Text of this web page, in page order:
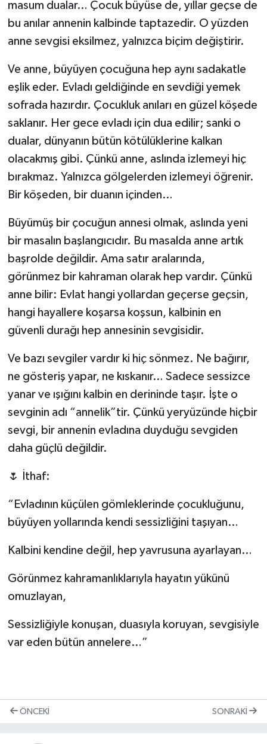
masum dualar… Çocuk büyüse de, yıllar geçse de
bu anılar annenin kalbinde taptazedir. O yüzden
anne sevgisi eksilmez, yalnızca biçim değiştirir.
Ve anne, büyüyen çocuğuna hep aynı sadakatle
eşlik eder. Evladı geldiğinde en sevdiği yemek
sofrada hazırdır. Çocukluk anıları en güzel köşede
saklanır. Her gece evladı için dua edilir; sanki o
dualar, dünyanın bütün kötülüklerine kalkan
olacakmış gibi. Çünkü anne, aslında izlemeyi hiç
bırakmaz. Yalnızca gölgelerden izlemeyi öğrenir.
Bir köşeden, bir duanın içinden…
Büyümüş bir çocuğun annesi olmak, aslında yeni
bir masalın başlangıcıdır. Bu masalda anne artık
başrolde değildir. Ama satır aralarında,
görünmez bir kahraman olarak hep vardır. Çünkü
anne bilir: Evlat hangi yollardan geçerse geçsin,
hangi hayallere koşarsa koşsun, kalbinin en
güvenli durağı hep annesinin sevgisidir.
Ve bazı sevgiler vardır ki hiç sönmez. Ne bağırır,
ne gösteriş yapar, ne kıskanır… Sadece sessizce
yanar ve ışığını kalbin en derininde taşır. İşte o
sevginin adı “annelik”tir. Çünkü yeryüzünde hiçbir
sevgi, bir annenin evladına duyduğu sevgiden
daha güçlü değildir.
🌷 İthaf:
“Evladının küçülen gömleklerinde çocukluğunu,
büyüyen yollarında kendi sessizliğini taşıyan…
Kalbini kendine değil, hep yavrusuna ayarlayan…
Görünmez kahramanlıklarıyla hayatın yükünü
omuzlayan,
Sessizliğiyle konuşan, duasıyla koruyan, sevgisiyle
var eden bütün annelere…”
ÖNCEKI SONRAKI